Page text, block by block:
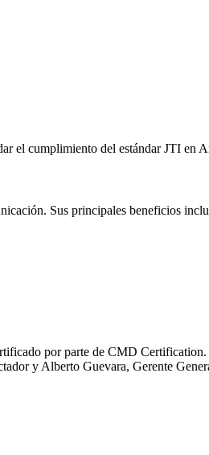
el cumplimiento del estándar JTI en
Sus principales beneficios
por parte de CMD
y Alberto Guevara, Gerente